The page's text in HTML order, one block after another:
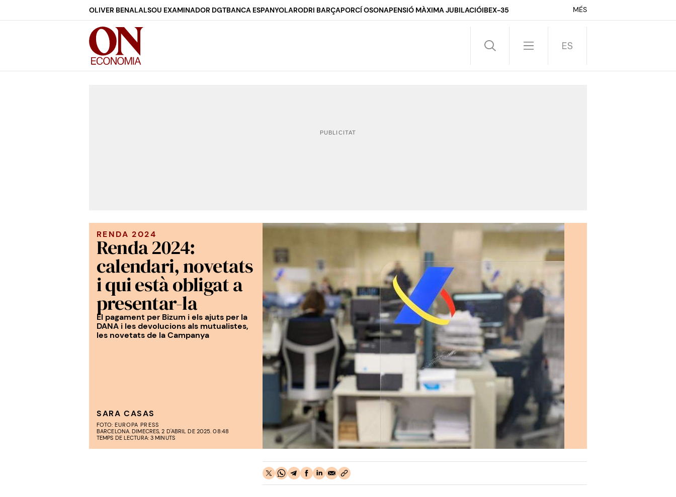
OLIVER BENALALSOU EXAMINADOR DGTBANCA ESPANYOLARODRI BARÇAPORCÍ OSONAPENSIÓ MÀXIMA JUBILACIÓIBEX-35 MÉS
RENDA 2024
Renda 2024:
calendari, novetats
i qui està obligat a
presentar-la
El pagament per Bizum i els ajuts per la
DANA i les devolucions als mutualistes,
les novetats de la Campanya
SARA CASAS
FOTO: EUROPA PRESS
BARCELONA. DIMECRES, 2 D'ABRIL DE 2025. 08:48
TEMPS DE LECTURA: 3 MINUTS